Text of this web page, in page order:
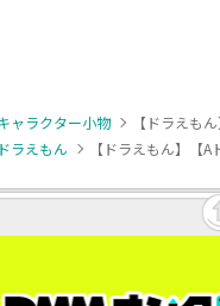
ャラクター小物
ドラえもん